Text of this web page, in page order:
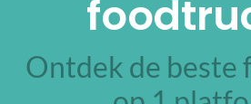
Ontdek de beste